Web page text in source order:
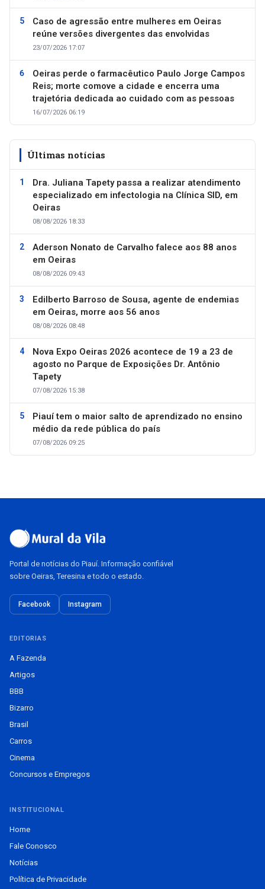
Caso de agressão entre mulheres em Oeiras
reúne versões divergentes das envolvidas
23/07/2026 17:07
Oeiras perde o farmacêutico Paulo Jorge Campos
Reis; morte comove a cidade e encerra uma
trajetória dedicada ao cuidado com as pessoas
16/07/2026 06:19
Últimas notícias
Dra. Juliana Tapety passa a realizar atendimento
especializado em infectologia na Clínica SID, em
Oeiras
08/08/2026 18:33
Aderson Nonato de Carvalho falece aos 88 anos
em Oeiras
08/08/2026 09:43
Edilberto Barroso de Sousa, agente de endemias
em Oeiras, morre aos 56 anos
08/08/2026 08:48
Nova Expo Oeiras 2026 acontece de 19 a 23 de
agosto no Parque de Exposições Dr. Antônio
Tapety
07/08/2026 15:38
Piauí tem o maior salto de aprendizado no ensino
médio da rede pública do país
07/08/2026 09:25
Portal de notícias do Piauí. Informação confiável
sobre Oeiras, Teresina e todo o estado.
Facebook Instagram
EDITORIAS
A Fazenda
Artigos
BBB
Bizarro
Brasil
Carros
Cinema
Concursos e Empregos
INSTITUCIONAL
Home
Fale Conosco
Notícias
Política de Privacidade